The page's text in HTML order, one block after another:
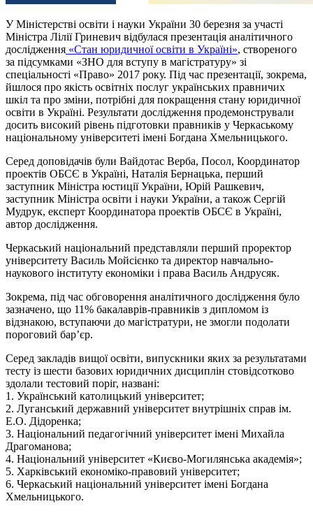
У Міністерстві освіти і науки України 30 березня за участі
Міністра Лілії Гриневич відбулася презентація аналітичного
дослідження «Стан юридичної освіти в Україні», створеного
за підсумками «ЗНО для вступу в магістратуру» зі
спеціальності «Право» 2017 року. Під час презентації, зокрема,
йшлося про якість освітніх послуг українських правничих
шкіл та про зміни, потрібні для покращення стану юридичної
освіти в Україні. Результати дослідження продемонстрували
досить високий рівень підготовки правників у Черкаському
національному університеті імені Богдана Хмельницького.
Серед доповідачів були Вайдотас Верба, Посол, Координатор
проектів ОБСЄ в Україні, Наталія Бернацька, перший
заступник Міністра юстиції України, Юрій Рашкевич,
заступник Міністра освіти і науки України, а також Сергій
Мудрук, експерт Координатора проектів ОБСЄ в Україні,
автор дослідження.
Черкаський національний представляли перший проректор
університету Василь Мойсієнко та директор навчально-
наукового інституту економіки і права Василь Андрусяк.
Зокрема, під час обговорення аналітичного дослідження було
зазначено, що 11% бакалаврів-правників з дипломом із
відзнакою, вступаючи до магістратури, не змогли подолати
пороговий бар’єр.
Серед закладів вищої освіти, випускники яких за результатами
тесту із шести базових юридичних дисциплін стовідсотково
здолали тестовий поріг, названі:
1. Український католицький університет;
2. Луганський державний університет внутрішніх справ ім.
Е.О. Дідоренка;
3. Національний педагогічний університет імені Михайла
Драгоманова;
4. Національний університет «Києво-Могилянська академія»;
5. Харківський економіко-правовий університет;
6. Черкаський національний університет імені Богдана
Хмельницького.